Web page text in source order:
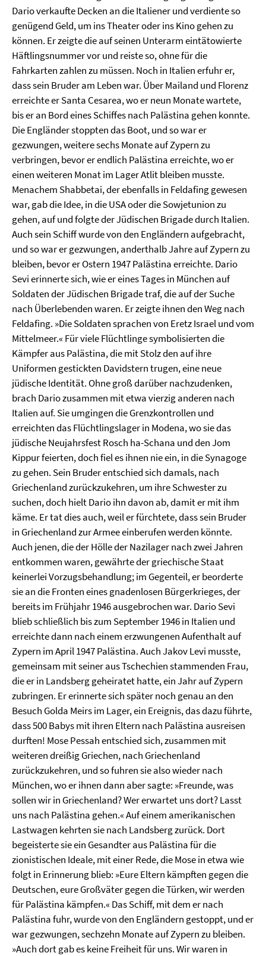
Dario verkaufte Decken an die Italiener und verdiente so
genügend Geld, um ins Theater oder ins Kino gehen zu
können. Er zeigte die auf seinen Unterarm eintätowierte
Häftlingsnummer vor und reiste so, ohne für die
Fahrkarten zahlen zu müssen. Noch in Italien erfuhr er,
dass sein Bruder am Leben war. Über Mailand und Florenz
erreichte er Santa Cesarea, wo er neun Monate wartete,
bis er an Bord eines Schiffes nach Palästina gehen konnte.
Die Engländer stoppten das Boot, und so war er
gezwungen, weitere sechs Monate auf Zypern zu
verbringen, bevor er endlich Palästina erreichte, wo er
einen weiteren Monat im Lager Atlit bleiben musste.
Menachem Shabbetai, der ebenfalls in Feldafing gewesen
war, gab die Idee, in die USA oder die Sowjetunion zu
gehen, auf und folgte der Jüdischen Brigade durch Italien.
Auch sein Schiff wurde von den Engländern aufgebracht,
und so war er gezwungen, anderthalb Jahre auf Zypern zu
bleiben, bevor er Ostern 1947 Palästina erreichte. Dario
Sevi erinnerte sich, wie er eines Tages in München auf
Soldaten der Jüdischen Brigade traf, die auf der Suche
nach Überlebenden waren. Er zeigte ihnen den Weg nach
Feldafing. »Die Soldaten sprachen von Eretz Israel und vom
Mittelmeer.« Für viele Flüchtlinge symbolisierten die
Kämpfer aus Palästina, die mit Stolz den auf ihre
Uniformen gestickten Davidstern trugen, eine neue
jüdische Identität. Ohne groß darüber nachzudenken,
brach Dario zusammen mit etwa vierzig anderen nach
Italien auf. Sie umgingen die Grenzkontrollen und
erreichten das Flüchtlingslager in Modena, wo sie das
jüdische Neujahrsfest Rosch ha-Schana und den Jom
Kippur feierten, doch fiel es ihnen nie ein, in die Synagoge
zu gehen. Sein Bruder entschied sich damals, nach
Griechenland zurückzukehren, um ihre Schwester zu
suchen, doch hielt Dario ihn davon ab, damit er mit ihm
käme. Er tat dies auch, weil er fürchtete, dass sein Bruder
in Griechenland zur Armee einberufen werden könnte.
Auch jenen, die der Hölle der Nazilager nach zwei Jahren
entkommen waren, gewährte der griechische Staat
keinerlei Vorzugsbehandlung; im Gegenteil, er beorderte
sie an die Fronten eines gnadenlosen Bürgerkrieges, der
bereits im Frühjahr 1946 ausgebrochen war. Dario Sevi
blieb schließlich bis zum September 1946 in Italien und
erreichte dann nach einem erzwungenen Aufenthalt auf
Zypern im April 1947 Palästina. Auch Jakov Levi musste,
gemeinsam mit seiner aus Tschechien stammenden Frau,
die er in Landsberg geheiratet hatte, ein Jahr auf Zypern
zubringen. Er erinnerte sich später noch genau an den
Besuch Golda Meirs im Lager, ein Ereignis, das dazu führte,
dass 500 Babys mit ihren Eltern nach Palästina ausreisen
durften! Mose Pessah entschied sich, zusammen mit
weiteren dreißig Griechen, nach Griechenland
zurückzukehren, und so fuhren sie also wieder nach
München, wo er ihnen dann aber sagte: »Freunde, was
sollen wir in Griechenland? Wer erwartet uns dort? Lasst
uns nach Palästina gehen.« Auf einem amerikanischen
Lastwagen kehrten sie nach Landsberg zurück. Dort
begeisterte sie ein Gesandter aus Palästina für die
zionistischen Ideale, mit einer Rede, die Mose in etwa wie
folgt in Erinnerung blieb: »Eure Eltern kämpften gegen die
Deutschen, eure Großväter gegen die Türken, wir werden
für Palästina kämpfen.« Das Schiff, mit dem er nach
Palästina fuhr, wurde von den Engländern gestoppt, und er
war gezwungen, sechzehn Monate auf Zypern zu bleiben.
»Auch dort gab es keine Freiheit für uns. Wir waren in